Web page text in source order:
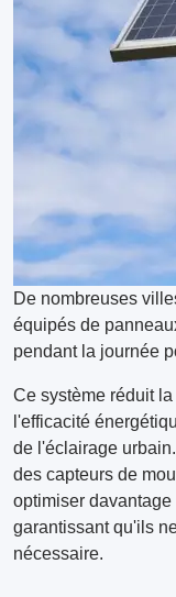
De nombreuses
équipés de
pendant la journée
Ce système réduit
l'efficacité
de l'éclairage
des capteurs de
optimiser
garantissant qu'ils
nécessaire.